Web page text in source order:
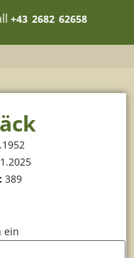
+43 2682 62658
389
ein